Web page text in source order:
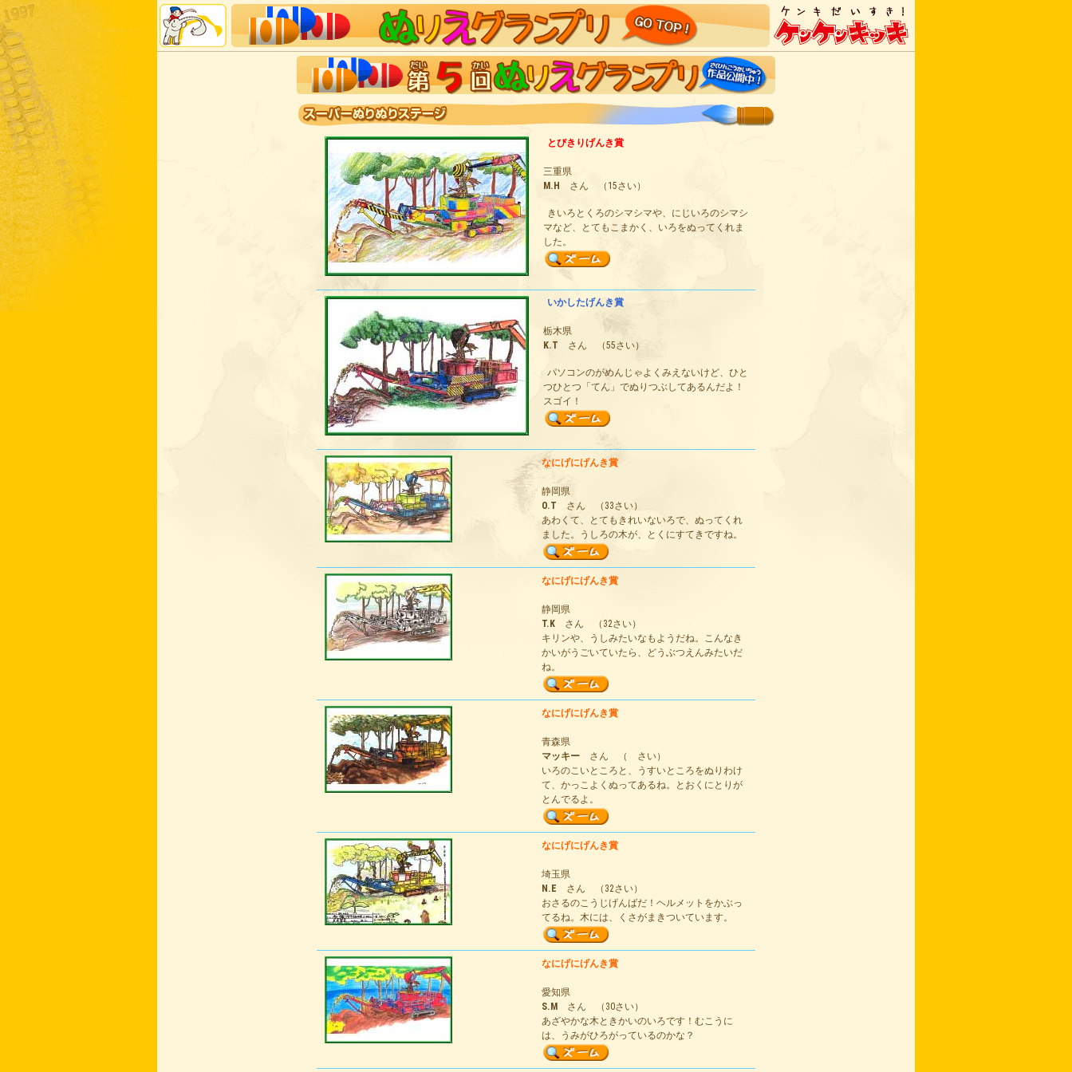
とびきりげんき賞
三重県
M.H
さん （15さい）
きいろとくろのシマシマや、にじいろのシマシ
マなど、とてもこまかく、いろをぬってくれま
した。
いかしたげんき賞
栃木県
K.T さん （55さい）
パソコンのがめんじゃよくみえないけど、ひと
つひとつ「てん」でぬりつぶしてあるんだよ！
スゴイ！
なにげにげんき賞
静岡県
O.T さん （33さい）
あわくて、とてもきれいないろで、ぬってくれ
ました。うしろの木が、とくにすてきですね。
なにげにげんき賞
静岡県
T.K さん （32さい）
キリンや、うしみたいなもようだね。こんなき
かいがうごいていたら、どうぶつえんみたいだ
ね。
なにげにげんき賞
青森県
マッキー さん （ さい）
いろのこいところと、うすいところをぬりわけ
て、かっこよくぬってあるね。とおくにとりが
とんでるよ。
なにげにげんき賞
埼玉県
N.E さん （32さい）
おさるのこうじげんばだ！ヘルメットをかぶっ
てるね。木には、くさがまきついています。
なにげにげんき賞
愛知県
S.M
さん （30さい）
あざやかな木ときかいのいろです！むこうに
は、うみがひろがっているのかな？